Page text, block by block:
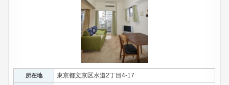
所在地 東京都文京区水道2丁目4-17